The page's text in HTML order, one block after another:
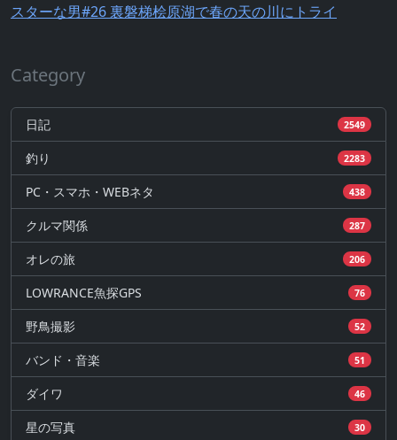
スターな男#26 裏磐梯桧原湖で春の天の川にトライ
Category
日記 2549
釣り 2283
PC・スマホ・WEBネタ 438
クルマ関係 287
オレの旅 206
LOWRANCE魚探GPS 76
野鳥撮影 52
バンド・音楽 51
ダイワ 46
星の写真 30